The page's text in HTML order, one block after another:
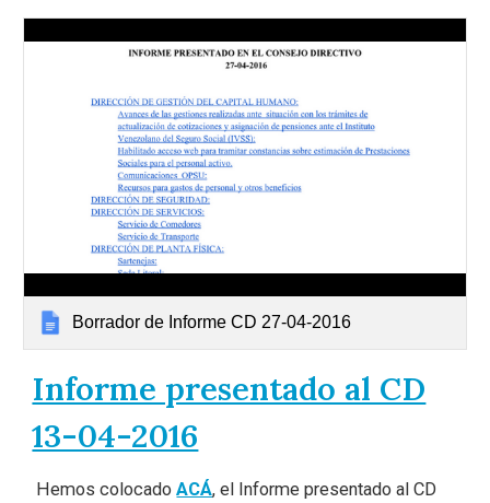
Borrador de Informe CD 27-04-2016
Informe presentado al CD
13-04-2016
Hemos colocadoACÁ, el Informe presentado al CD